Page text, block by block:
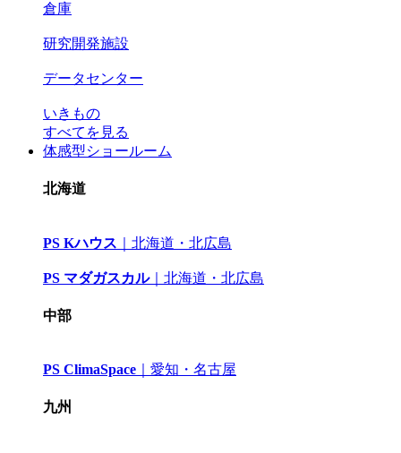
倉庫
研究開発施設
データセンター
いきもの
すべてを見る
体感型ショールーム
北海道
PS Kハウス 北海道・北広島
PS マダガスカル｜ 北海道・北広島
中部
PS ClimaSpace 愛知・名古屋
九州